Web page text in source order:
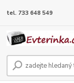
tel. 733 648 549